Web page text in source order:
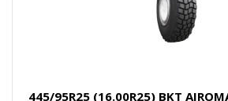
445/95R25 (16.00R25) BKT